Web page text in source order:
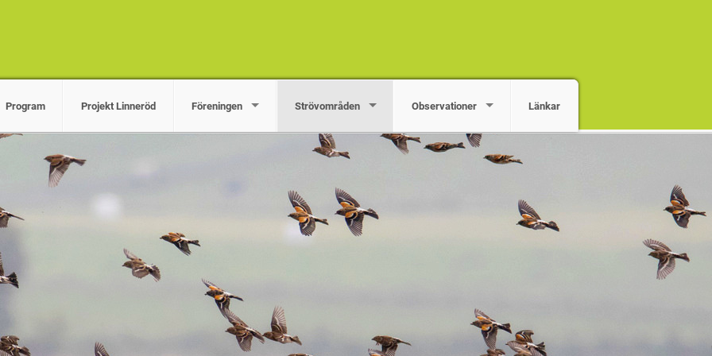
Program Projekt Linneröd Föreningen Strövområden Observationer Länkar